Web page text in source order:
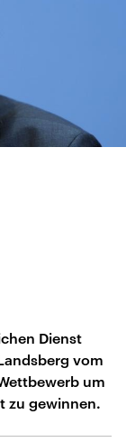
Dienst
vom
um
zu gewinnen.